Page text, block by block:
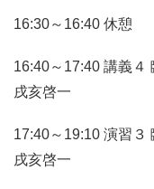
16:30～16:40 休憩
16:40～17:40 講義４
戌亥啓一
17:40～19:10 演習３
戌亥啓一